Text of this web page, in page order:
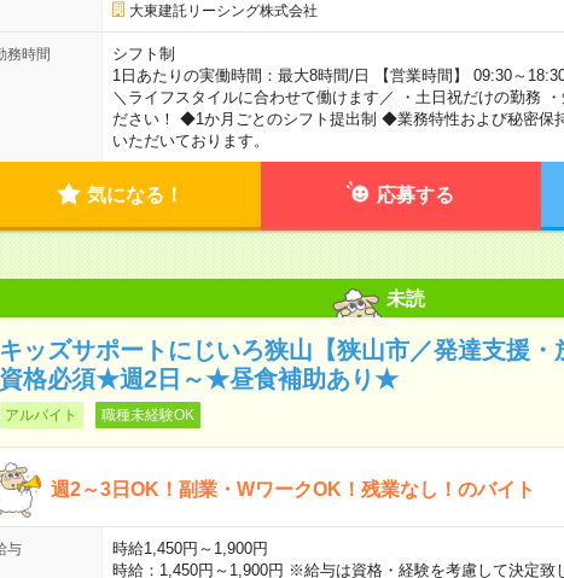
大東建託リーシング株式会社
務時間
シフト制
1日あたりの実働時間：最大8時間/日 【営業時間】 09:30～
＼ライフスタイルに合わせて働けます／ ・土日祝だけの勤務
ださい！ ◆1か月ごとのシフト提出制 ◆業務特性および秘密保
いただいております。
気になる！ 応募する
未読
キッズサポートにじいろ狭山【狭山市／発達支援
資格必須★週2日～★昼食補助あり★
アルバイト 職種未経験OK
週2～3日OK！副業・WワークOK！残業なし！のバイト
与
時給1,450円～1,900円
時給：1,450円～1,900円 ※給与は資格・経験を考慮して決定致